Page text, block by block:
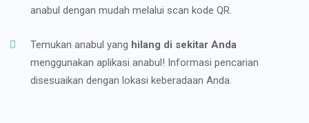
anabul dengan mudah melalui scan kode QR.
Temukan anabul yang hilang di sekitar Anda
menggunakan aplikasi anabul! Informasi pencarian
disesuaikan dengan lokasi keberadaan Anda.